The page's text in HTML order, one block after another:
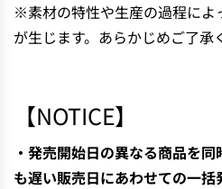
※素材の特性や生産の過程によ
が生じます。あらかじめご了承
【NOTICE】
・発売開始日の異なる商品を
も遅い販売日にあわせての一括